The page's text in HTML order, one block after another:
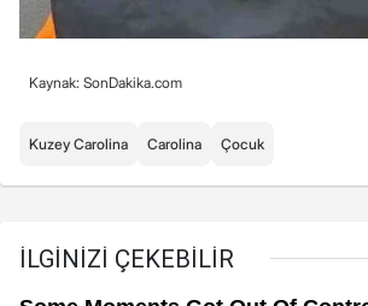
Kaynak: SonDakika.com
Kuzey Carolina Carolina Çocuk